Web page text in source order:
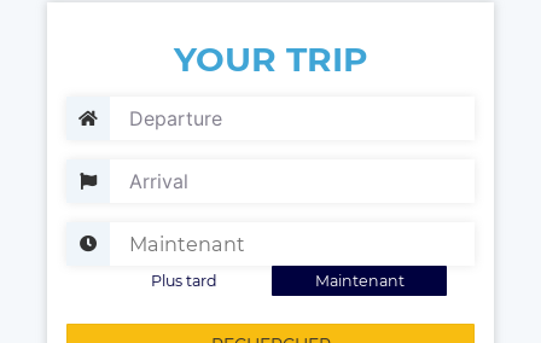
YOUR TRIP
Maintenant
Plus tard